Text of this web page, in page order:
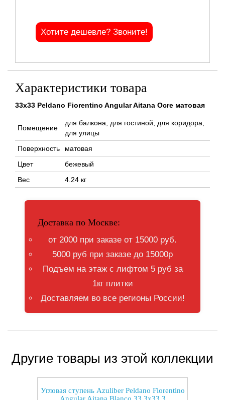
Хотите дешевле? Звоните!
Характеристики товара
33x33 Peldano Fiorentino Angular Aitana Ocre матовая
Помещение
для балкона, для гостиной, для коридора,
для улицы
Поверхность
матовая
Цвет
бежевый
Вес
4.24 кг
Доставка по Москве:
от 2000 при заказе от 15000 руб.
5000 руб при заказе до 15000р
Подъем на этаж с лифтом 5 руб за
1кг плитки
Доставляем во все регионы России!
Другие товары из этой коллекции
Угловая ступень Azuliber Peldano Fiorentino